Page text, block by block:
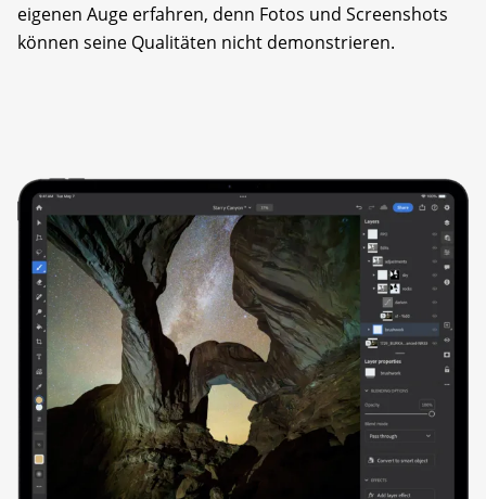
eigenen Auge erfahren, denn Fotos und Screenshots
können seine Qualitäten nicht demonstrieren.